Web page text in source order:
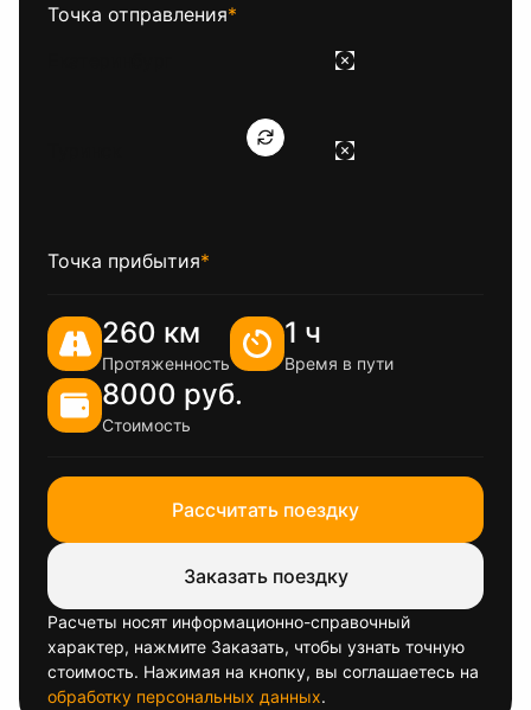
Точка отправления*
Точка прибытия*
260 км
Протяженность
1 ч
Время в пути
8000 руб.
Стоимость
Рассчитать поездку
Заказать поездку
Расчеты носят информационно-справочный
характер, нажмите Заказать, чтобы узнать точную
стоимость. Нажимая на кнопку, вы соглашаетесь на
обработку персональных данных.